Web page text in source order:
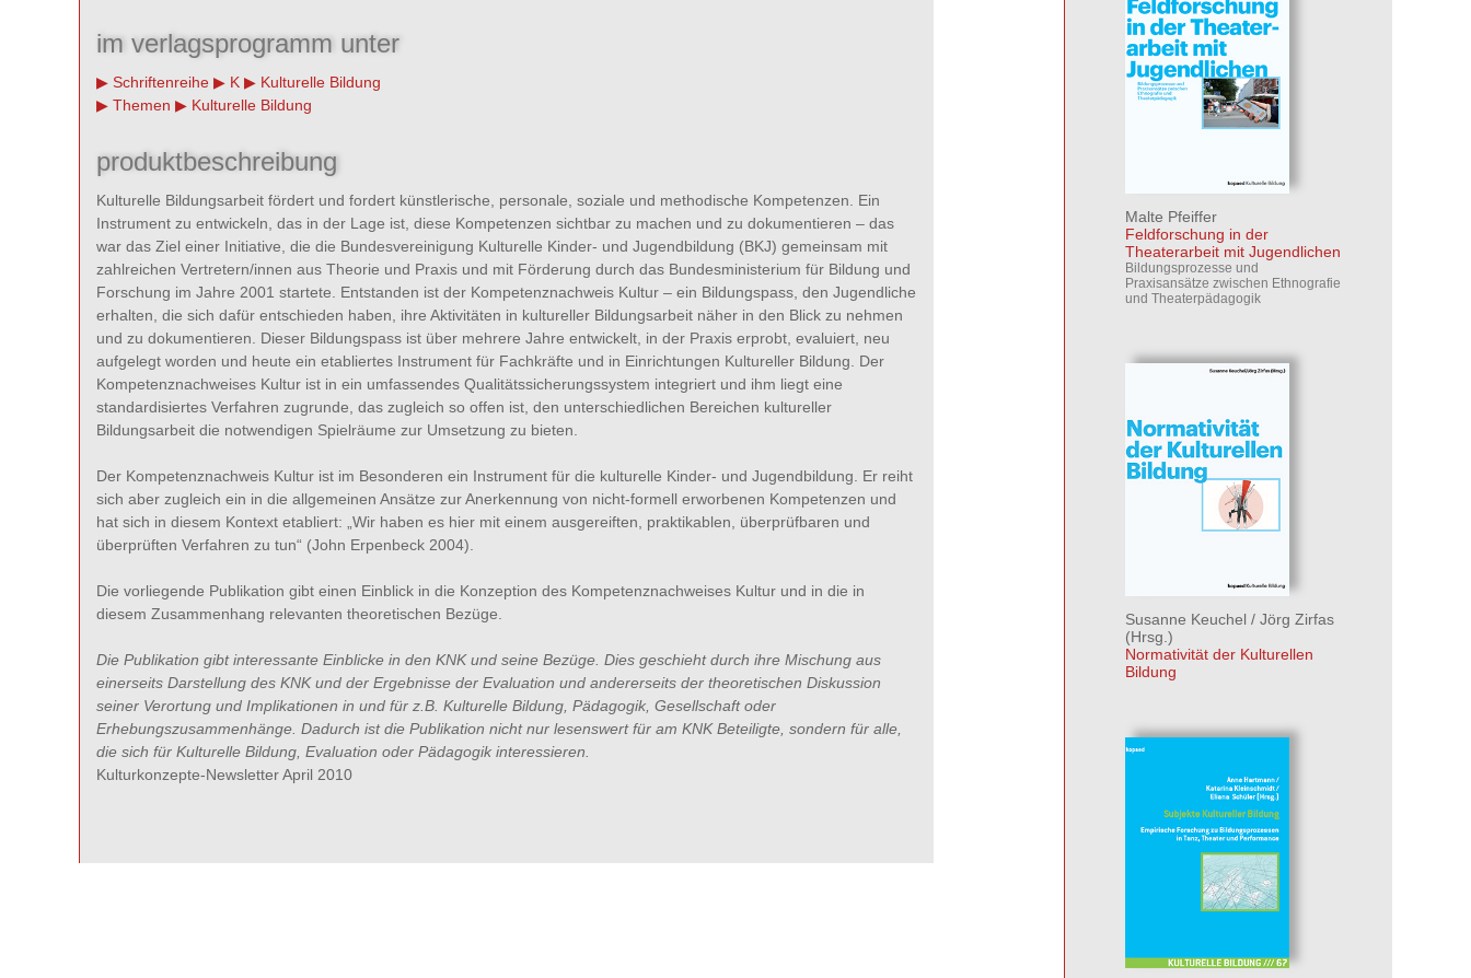
im verlagsprogramm unter
Schriftenreihe K
Kulturelle Bildung
Themen
Kulturelle Bildung
produktbeschreibung
Kulturelle Bildungsarbeit fördert und fordert künstlerische, personale, soziale und methodische Kompetenzen. Ein
Instrument zu entwickeln, das in der Lage ist, diese Kompetenzen sichtbar zu machen und zu dokumentieren – das
war das Ziel einer Initiative, die die Bundesvereinigung Kulturelle Kinder- und Jugendbildung (BKJ) gemeinsam mit
zahlreichen Vertretern/innen aus Theorie und Praxis und mit Förderung durch das Bundesministerium für Bildung und
Forschung im Jahre 2001 startete. Entstanden ist der Kompetenznachweis Kultur – ein Bildungspass, den Jugendliche
erhalten, die sich dafür entschieden haben, ihre Aktivitäten in kultureller Bildungsarbeit näher in den Blick zu nehmen
und zu dokumentieren. Dieser Bildungspass ist über mehrere Jahre entwickelt, in der Praxis erprobt, evaluiert, neu
aufgelegt worden und heute ein etabliertes Instrument für Fachkräfte und in Einrichtungen Kultureller Bildung. Der
Kompetenznachweises Kultur ist in ein umfassendes Qualitätssicherungssystem integriert und ihm liegt eine
standardisiertes Verfahren zugrunde, das zugleich so offen ist, den unterschiedlichen Bereichen kultureller
Bildungsarbeit die notwendigen Spielräume zur Umsetzung zu bieten.
Der Kompetenznachweis Kultur ist im Besonderen ein Instrument für die kulturelle Kinder- und Jugendbildung. Er reiht
sich aber zugleich ein in die allgemeinen Ansätze zur Anerkennung von nicht-formell erworbenen Kompetenzen und
hat sich in diesem Kontext etabliert: „Wir haben es hier mit einem ausgereiften, praktikablen, überprüfbaren und
überprüften Verfahren zu tun“ (John Erpenbeck 2004).
Die vorliegende Publikation gibt einen Einblick in die Konzeption des Kompetenznachweises Kultur und in die in
diesem Zusammenhang relevanten theoretischen Bezüge.
Die Publikation gibt interessante Einblicke in den KNK und seine Bezüge. Dies geschieht durch ihre Mischung aus
einerseits Darstellung des KNK und der Ergebnisse der Evaluation und andererseits der theoretischen Diskussion
seiner Verortung und Implikationen in und für z.B. Kulturelle Bildung, Pädagogik, Gesellschaft oder
Erhebungszusammenhänge. Dadurch ist die Publikation nicht nur lesenswert für am KNK Beteiligte, sondern für alle,
die sich für Kulturelle Bildung, Evaluation oder Pädagogik interessieren.
Kulturkonzepte-Newsletter April 2010
Malte Pfeiffer
Feldforschung in der
Theaterarbeit mit Jugendlichen
Bildungsprozesse und
Praxisansätze zwischen Ethnografie
und Theaterpädagogik
Susanne Keuchel / Jörg Zirfas
(Hrsg.)
Normativität der Kulturellen
Bildung